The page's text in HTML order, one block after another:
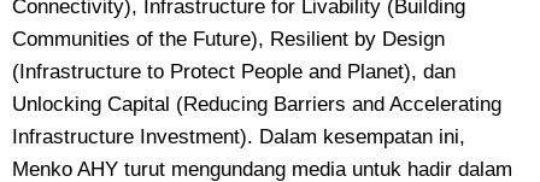
Connectivity), Infrastructure for Livability (Building
Communities of the Future), Resilient by Design
(Infrastructure to Protect People and Planet), dan
Unlocking Capital (Reducing Barriers and Accelerating
Infrastructure Investment). Dalam kesempatan ini,
Menko AHY turut mengundang media untuk hadir dalam